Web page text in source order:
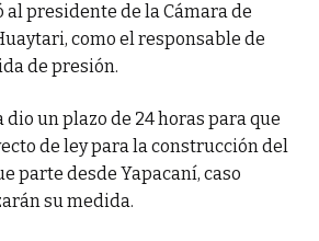
presidente de la Cámara de
como el responsable de
de presión.
un plazo de 24 horas para que
de ley para la construcción del
parte desde Yapacaní, caso
su medida.